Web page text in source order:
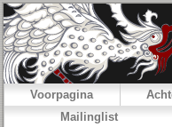
Voorpagina
Mailinglist